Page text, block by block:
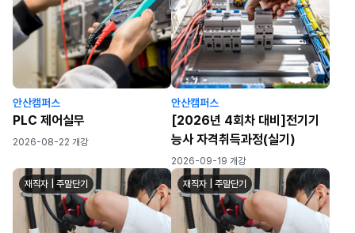
안산캠퍼스
PLC 제어실무
2026-08-22 개강
안산캠퍼스
[2026년 4회차 대비]전기기
능사 자격취득과정(실기)
2026-09-19 개강
재직자 | 주말단기 재직자 | 주말단기